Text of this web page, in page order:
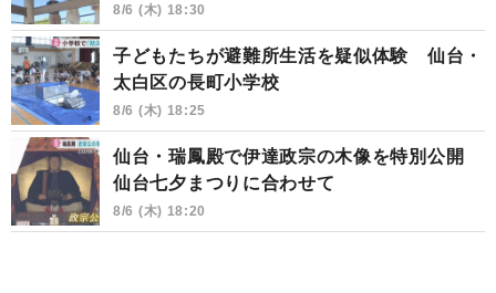
8/6 (木) 18:30
子どもたちが避難所生活を疑似体験 仙台・
太白区の長町小学校
8/6 (木) 18:25
仙台・瑞鳳殿で伊達政宗の木像を特別公開
仙台七夕まつりに合わせて
8/6 (木) 18:20